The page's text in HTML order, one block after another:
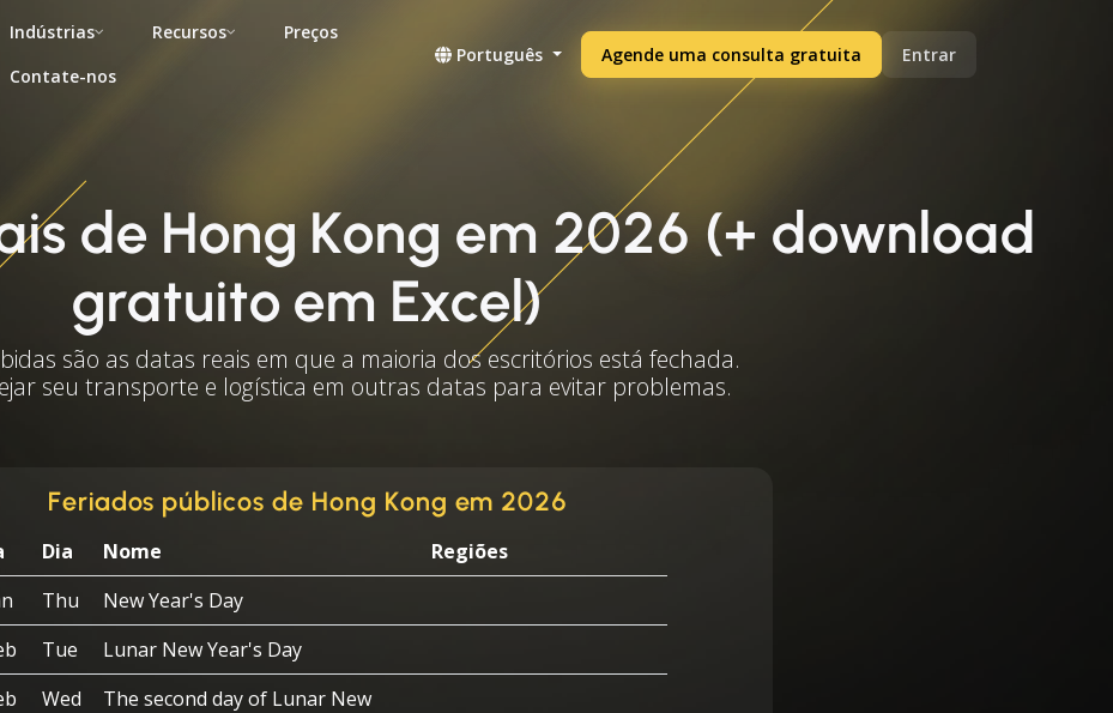
Indústrias Recursos
Preços
Contate-nos
Português Agende uma consulta gratuita Entrar
de Hong Kong em 2026 (+ download
gratuito em Excel)
são as datas reais em que a maioria dos escritórios está fechada.
seu transporte e logística em outras datas para evitar problemas.
Feriados públicos de Hong Kong em 2026
Dia Nome
Regiões
Thu
New Year's Day
Tue
Lunar New Year's Day
Wed
The second day of Lunar New